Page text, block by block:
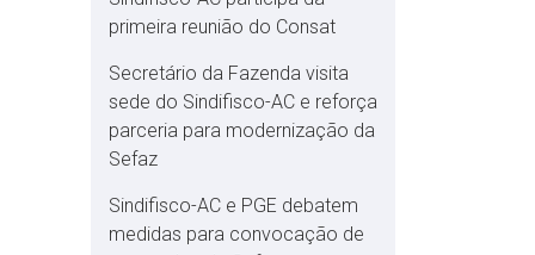
primeira reunião do Consat
Secretário da Fazenda visita
sede do Sindifisco-AC e reforça
parceria para modernização da
Sefaz
Sindifisco-AC e PGE debatem
medidas para convocação de